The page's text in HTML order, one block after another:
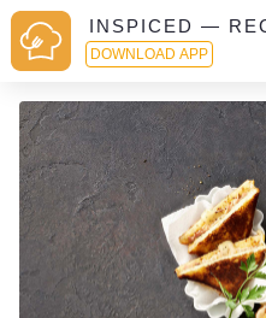
INSPICED —
DOWNLOAD APP